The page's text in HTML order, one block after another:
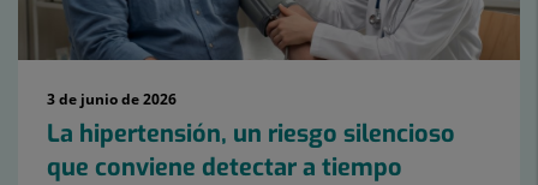
3 de junio de 2026
La hipertensión, un riesgo silencioso
que conviene detectar a tiempo